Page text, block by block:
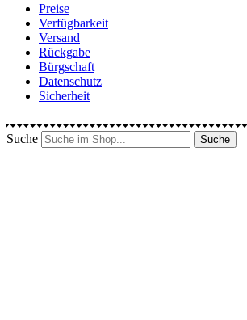
Preise
Verfügbarkeit
Versand
Rückgabe
Bürgschaft
Datenschutz
Sicherheit
Suche Suche